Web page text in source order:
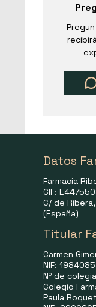
Datos
Farmacia
CIF:
C/ de
(España)
Titular
Carmen
NIF:
Nº de
Colegio
Paula